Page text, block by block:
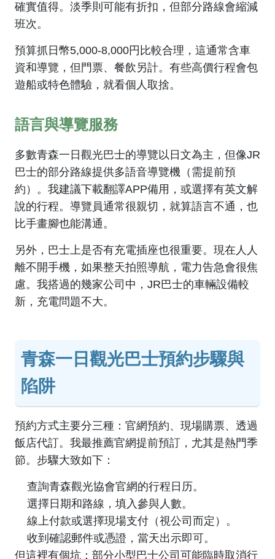
確實值得。淡季則可能有折扣，但部分路線會縮減
班次。
預算抓日幣5,000-8,000円比較合理，這通常含車
資和導覽，但門票、餐飲另計。有些高價行程會包
遊船或特色體驗，就看個人取捨。
語言與導覽服務
多數青森一日觀光巴士的導覽以日文為主，但像JR
巴士的部分路線提供多語音導覽機（需提前預
約）。我建議下載翻譯APP備用，或選擇有英文解
說的行程。導覽員通常很親切，就算語言不通，也
比手畫腳也能溝通。
另外，巴士上是否有充電插座也很重要。現在人人
離不開手機，如果整天拍照導航，電力告急會很焦
慮。我搭過的幾家公司中，JR巴士的車輛設備較
新，充電問題不大。
青森一日觀光巴士預約步驟與
陷阱
預約方式主要分三種：官網預約、現場購票、透過
飯店代訂。我最推薦官網提前預訂，尤其是熱門季
節。步驟大致如下：
查詢青森觀光協會官網的行程日历。
選擇日期和路線，填入參與人數。
線上付款或選擇現場支付（視公司而定）。
收到確認郵件或憑證，當天出示即可。
但這裡有個坑：部分小型巴士公司可能臨時取消行